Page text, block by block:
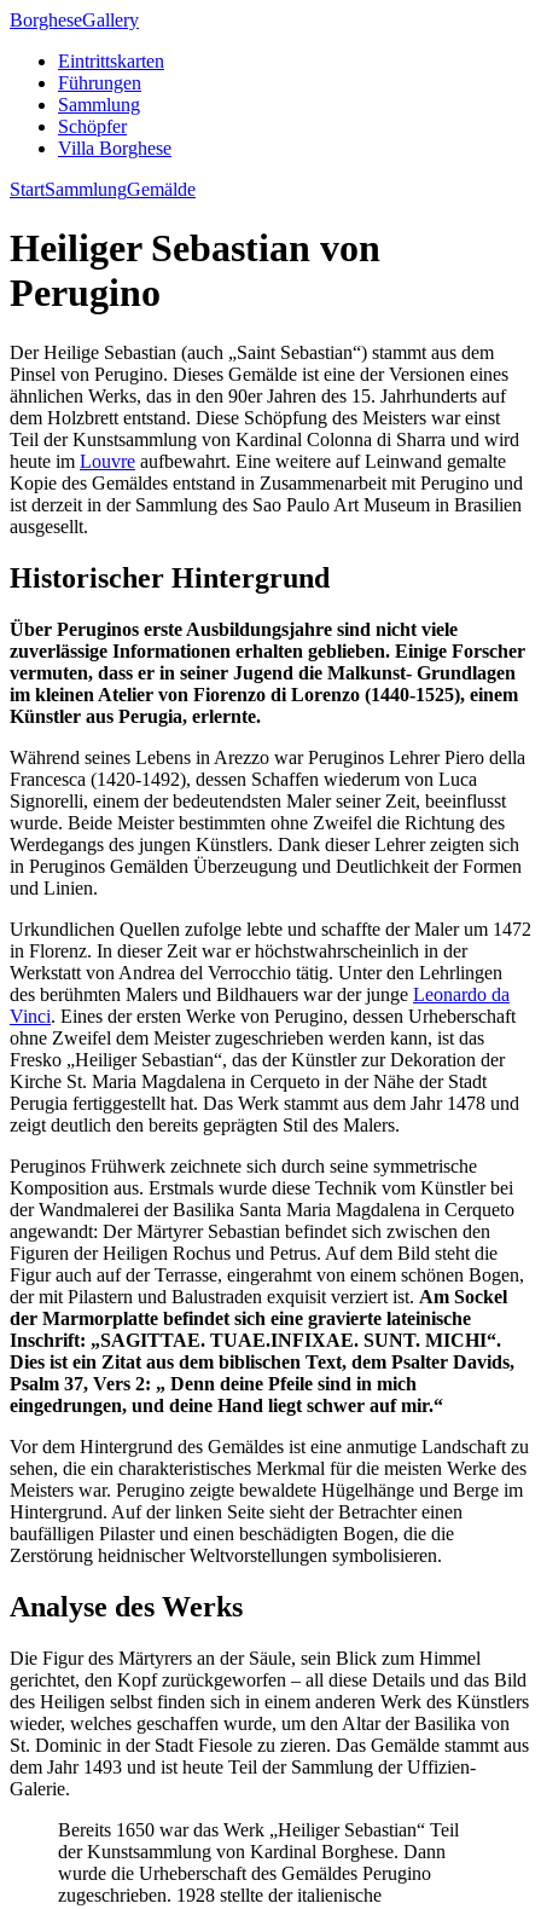
BorgheseGallery
Eintrittskarten
Führungen
Sammlung
Schöpfer
Villa Borghese
StartSammlungGemälde
Heiliger Sebastian von
Perugino
Der Heilige Sebastian (auch „Saint Sebastian“) stammt aus dem
Pinsel von Perugino. Dieses Gemälde ist eine der Versionen eines
ähnlichen Werks, das in den 90er Jahren des 15. Jahrhunderts auf
dem Holzbrett entstand. Diese Schöpfung des Meisters war einst
Teil der Kunstsammlung von Kardinal Colonna di Sharra und wird
heute im Louvre aufbewahrt. Eine weitere auf Leinwand gemalte
Kopie des Gemäldes entstand in Zusammenarbeit mit Perugino und
ist derzeit in der Sammlung des Sao Paulo Art Museum in Brasilien
ausgesellt.
Historischer Hintergrund
Über Peruginos erste Ausbildungsjahre sind nicht viele
zuverlässige Informationen erhalten geblieben. Einige Forscher
vermuten, dass er in seiner Jugend die Malkunst- Grundlagen
im kleinen Atelier von Fiorenzo di Lorenzo (1440-1525), einem
Künstler aus Perugia, erlernte.
Während seines Lebens in Arezzo war Peruginos Lehrer Piero della
Francesca (1420-1492), dessen Schaffen wiederum von Luca
Signorelli, einem der bedeutendsten Maler seiner Zeit, beeinflusst
wurde. Beide Meister bestimmten ohne Zweifel die Richtung des
Werdegangs des jungen Künstlers. Dank dieser Lehrer zeigten sich
in Peruginos Gemälden Überzeugung und Deutlichkeit der Formen
und Linien.
Urkundlichen Quellen zufolge lebte und schaffte der Maler um 1472
in Florenz. In dieser Zeit war er höchstwahrscheinlich in der
Werkstatt von Andrea del Verrocchio tätig. Unter den Lehrlingen
des berühmten Malers und Bildhauers war der junge Leonardo da
Vinci. Eines der ersten Werke von Perugino, dessen Urheberschaft
ohne Zweifel dem Meister zugeschrieben werden kann, ist das
Fresko „Heiliger Sebastian“, das der Künstler zur Dekoration der
Kirche St. Maria Magdalena in Cerqueto in der Nähe der Stadt
Perugia fertiggestellt hat. Das Werk stammt aus dem Jahr 1478 und
zeigt deutlich den bereits geprägten Stil des Malers.
Peruginos Frühwerk zeichnete sich durch seine symmetrische
Komposition aus. Erstmals wurde diese Technik vom Künstler bei
der Wandmalerei der Basilika Santa Maria Magdalena in Cerqueto
angewandt: Der Märtyrer Sebastian befindet sich zwischen den
Figuren der Heiligen Rochus und Petrus. Auf dem Bild steht die
Figur auch auf der Terrasse, eingerahmt von einem schönen Bogen,
der mit Pilastern und Balustraden exquisit verziert ist. Am Sockel
der Marmorplatte befindet sich eine gravierte lateinische
Inschrift: „SAGITTAE. TUAE.INFIXAE. SUNT. MICHI“.
Dies ist ein Zitat aus dem biblischen Text, dem Psalter Davids,
Psalm 37, Vers 2: „ Denn deine Pfeile sind in mich
eingedrungen, und deine Hand liegt schwer auf mir.“
Vor dem Hintergrund des Gemäldes ist eine anmutige Landschaft zu
sehen, die ein charakteristisches Merkmal für die meisten Werke des
Meisters war. Perugino zeigte bewaldete Hügelhänge und Berge im
Hintergrund. Auf der linken Seite sieht der Betrachter einen
baufälligen Pilaster und einen beschädigten Bogen, die die
Zerstörung heidnischer Weltvorstellungen symbolisieren.
Analyse des Werks
Die Figur des Märtyrers an der Säule, sein Blick zum Himmel
gerichtet, den Kopf zurückgeworfen – all diese Details und das Bild
des Heiligen selbst finden sich in einem anderen Werk des Künstlers
wieder, welches geschaffen wurde, um den Altar der Basilika von
St. Dominic in der Stadt Fiesole zu zieren. Das Gemälde stammt aus
dem Jahr 1493 und ist heute Teil der Sammlung der Uffizien-
Galerie.
Bereits 1650 war das Werk „Heiliger Sebastian“ Teil
der Kunstsammlung von Kardinal Borghese. Dann
wurde die Urheberschaft des Gemäldes Perugino
zugeschrieben. 1928 stellte der italienische